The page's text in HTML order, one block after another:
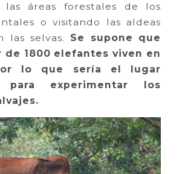
las áreas forestales de los
o visitando las aldeas
las selvas. Se supone que
de 1800 elefantes viven en
lo que sería el lugar
para experimentar los